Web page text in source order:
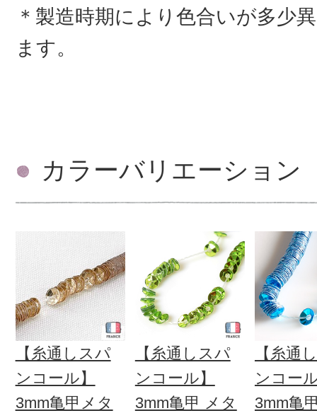
＊製造時期により色合いが多少
ます。
カラーバリエーション
【糸通しスパ
ンコール】
3mm亀甲メタ
【糸通しスパ
ンコール】
3mm亀甲 メタ
【糸通
ンコー
3mm亀